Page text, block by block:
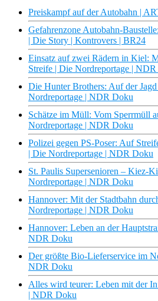
Preiskampf auf der Autobahn |
Gefahrenzone Autobahn-
| Die Story | Kontrovers | BR24
Einsatz auf zwei Rädern in Kiel:
Streife | Die Nordreportage |
Die Hunter Brothers: Auf der
Nordreportage | NDR Doku
Schätze im Müll: Vom Sperrmüll
Nordreportage | NDR Doku
Polizei gegen PS-Poser: Auf
| Die Nordreportage | NDR Doku
St. Paulis Supersenioren – Kiez-
Nordreportage | NDR Doku
Hannover: Mit der Stadtbahn
Nordreportage | NDR Doku
Hannover: Leben an der
NDR Doku
Der größte Bio-Lieferservice im
NDR Doku
Alles wird teurer: Leben mit der
| NDR Doku